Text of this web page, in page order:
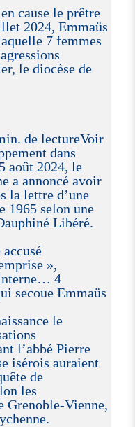
cause le prêtre
2024, Emmaüs
7 femmes
le diocèse de
de lectureVoir
dans
août 2024, le
a annoncé avoir
la lettre d’une
1965 selon une
Libéré.
»,
4
secoue Emmaüs
le
l’abbé Pierre
isérois auraient
de
les
Grenoble-Vienne,